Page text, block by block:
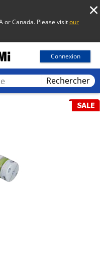
or Canada. Please visitour
Connexion
Rechercher